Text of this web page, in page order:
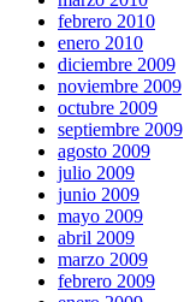
febrero 2010
enero 2010
diciembre 2009
noviembre 2009
octubre 2009
septiembre 2009
agosto 2009
julio 2009
junio 2009
mayo 2009
abril 2009
marzo 2009
febrero 2009